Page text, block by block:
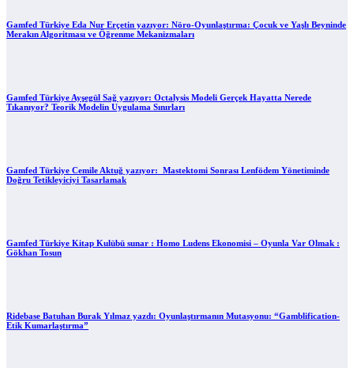
Gamfed Türkiye Eda Nur Erçetin yazıyor: Nöro-Oyunlaştırma: Çocuk ve Yaşlı Beyninde
Merakın Algoritması ve Öğrenme Mekanizmaları
Gamfed Türkiye Ayşegül Sağ yazıyor: Octalysis Modeli Gerçek Hayatta Nerede
Tıkanıyor? Teorik Modelin Uygulama Sınırları
Gamfed Türkiye Cemile Aktuğ yazıyor: Mastektomi Sonrası Lenfödem Yönetiminde
Doğru Tetikleyiciyi Tasarlamak
Gamfed Türkiye Kitap Kulübü sunar : Homo Ludens Ekonomisi – Oyunla Var Olmak :
Gökhan Tosun
Ridebase Batuhan Burak Yılmaz yazdı: Oyunlaştırmanın Mutasyonu: “Gamblification-
Etik Kumarlaştırma”